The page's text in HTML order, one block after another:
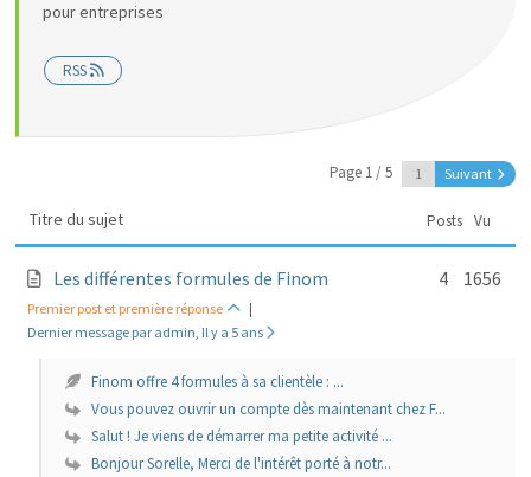
pour entreprises
RSS
Page 1 / 5 Suivant
Titre du sujet Vu
Posts
Les différentes formules de Finom
Premier post et première réponse
|
Dernier message par admin, Il y a 5 ans
1656
4
Finom offre 4 formules à sa clientèle : ...
Vous pouvez ouvrir un compte dès maintenant chez F...
Salut ! Je viens de démarrer ma petite activité ...
Bonjour Sorelle, Merci de l'intérêt porté à notr...